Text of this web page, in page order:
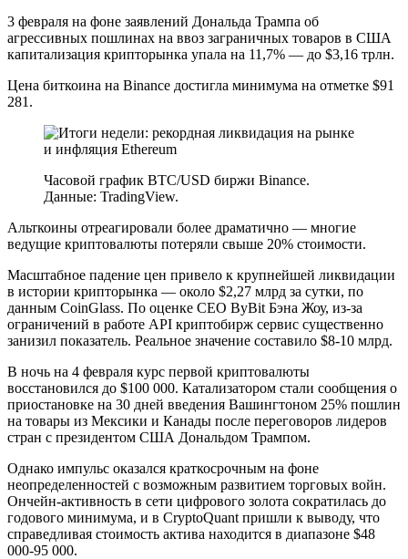
3 февраля на фоне заявлений Дональда Трампа об
агрессивных пошлинах на ввоз заграничных товаров в США
капитализация крипторынка упала на 11,7% — до $3,16 трлн.
Цена биткоина на Binance достигла минимума на отметке $91
281.
Часовой график BTC/USD биржи Binance.
Данные: TradingView.
Альткоины отреагировали более драматично — многие
ведущие криптовалюты потеряли свыше 20% стоимости.
Масштабное падение цен привело к крупнейшей ликвидации
в истории крипторынка — около $2,27 млрд за сутки, по
данным CoinGlass. По оценке CEO ByBit Бэна Жоу, из-за
ограничений в работе API криптобирж сервис существенно
занизил показатель. Реальное значение составило $8-10 млрд.
В ночь на 4 февраля курс первой криптовалюты
восстановился до $100 000. Катализатором стали сообщения о
приостановке на 30 дней введения Вашингтоном 25% пошлин
на товары из Мексики и Канады после переговоров лидеров
стран с президентом США Дональдом Трампом.
Однако импульс оказался краткосрочным на фоне
неопределенностей с возможным развитием торговых войн.
Ончейн-активность в сети цифрового золота сократилась до
годового минимума, и в CryptoQuant пришли к выводу, что
справедливая стоимость актива находится в диапазоне $48
000-95 000.